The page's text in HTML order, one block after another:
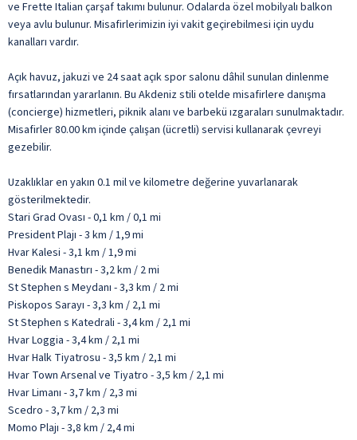
ve Frette Italian çarşaf takımı bulunur. Odalarda özel mobilyalı balkon
veya avlu bulunur. Misafirlerimizin iyi vakit geçirebilmesi için uydu
kanalları vardır.
Açık havuz, jakuzi ve 24 saat açık spor salonu dâhil sunulan dinlenme
fırsatlarından yararlanın. Bu Akdeniz stili otelde misafirlere danışma
(concierge) hizmetleri, piknik alanı ve barbekü ızgaraları sunulmaktadır.
Misafirler 80.00 km içinde çalışan (ücretli) servisi kullanarak çevreyi
gezebilir.
Uzaklıklar en yakın 0.1 mil ve kilometre değerine yuvarlanarak
gösterilmektedir.
Stari Grad Ovası - 0,1 km / 0,1 mi
President Plajı - 3 km / 1,9 mi
Hvar Kalesi - 3,1 km / 1,9 mi
Benedik Manastırı - 3,2 km / 2 mi
St Stephen s Meydanı - 3,3 km / 2 mi
Piskopos Sarayı - 3,3 km / 2,1 mi
St Stephen s Katedrali - 3,4 km / 2,1 mi
Hvar Loggia - 3,4 km / 2,1 mi
Hvar Halk Tiyatrosu - 3,5 km / 2,1 mi
Hvar Town Arsenal ve Tiyatro - 3,5 km / 2,1 mi
Hvar Limanı - 3,7 km / 2,3 mi
Scedro - 3,7 km / 2,3 mi
Momo Plajı - 3,8 km / 2,4 mi